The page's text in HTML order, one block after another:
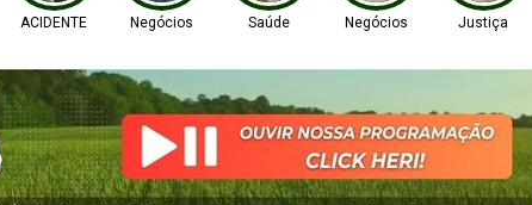
ACIDENTE Negócios Saúde Negócios Justiça